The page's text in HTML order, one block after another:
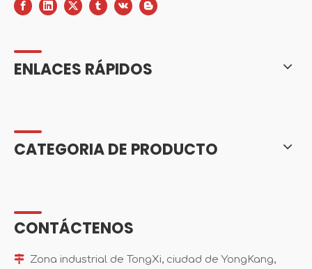
ENLACES RÁPIDOS
CATEGORIA DE PRODUCTO
CONTÁCTENOS
 Zona industrial de TongXi, ciudad de YongKang,